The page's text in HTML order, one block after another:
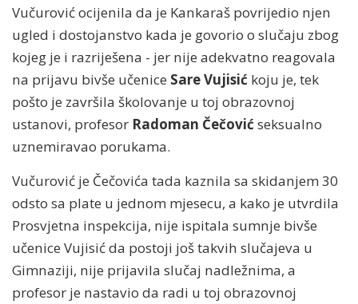
Vučurović ocijenila da je Kankaraš povrijedio njen
ugled i dostojanstvo kada je govorio o slučaju zbog
kojeg je i razriješena - jer nije adekvatno reagovala
na prijavu bivše učenice Sare Vujisić koju je, tek
pošto je završila školovanje u toj obrazovnoj
ustanovi, profesor Radoman Čečović seksualno
uznemiravao porukama.
Vučurović je Čečovića tada kaznila sa skidanjem 30
odsto sa plate u jednom mjesecu, a kako je utvrdila
Prosvjetna inspekcija, nije ispitala sumnje bivše
učenice Vujisić da postoji još takvih slučajeva u
Gimnaziji, nije prijavila slučaj nadležnima, a
profesor je nastavio da radi u toj obrazovnoj